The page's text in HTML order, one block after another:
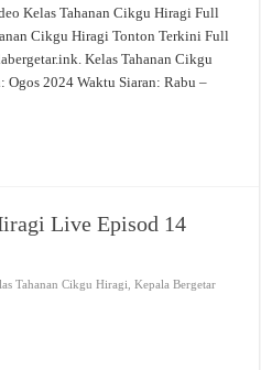
Kelas Tahanan Cikgu Hiragi Full
Cikgu Hiragi Tonton Terkini Full
Kelas Tahanan Cikgu
2024 Waktu Siaran: Rabu –
Live Episod 14
Tahanan Cikgu Hiragi ,Kepala Bergetar